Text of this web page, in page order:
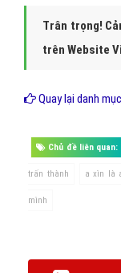
Trân trọng!
trên Website
Quay lại danh mục
Chủ đề liên quan:
trấn thành a xìn là
mình